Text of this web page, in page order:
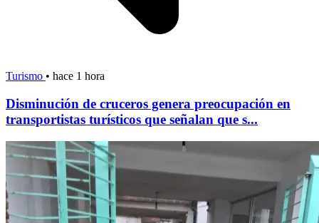
Turismo • hace 1 hora
Disminución de cruceros genera preocupación en
transportistas turísticos que señalan que s...